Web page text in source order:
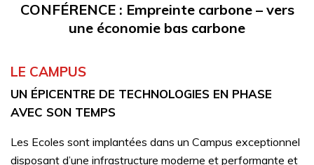
CONFÉRENCE : Empreinte carbone – vers
une économie bas carbone
LE CAMPUS
UN ÉPICENTRE DE TECHNOLOGIES EN PHASE
AVEC SON TEMPS
Les Ecoles sont implantées dans un Campus exceptionnel
disposant d’une infrastructure moderne et performante et